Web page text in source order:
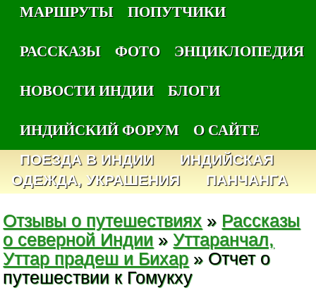
МАРШРУТЫ
ПОПУТЧИКИ
РАССКАЗЫ
ФОТО
ЭНЦИКЛОПЕДИЯ
НОВОСТИ ИНДИИ
БЛОГИ
ИНДИЙСКИЙ ФОРУМ
О САЙТЕ
ПОЕЗДА В ИНДИИ
ИНДИЙСКАЯ
ОДЕЖДА, УКРАШЕНИЯ
ПАНЧАНГА
Отзывы о путешествиях » Рассказы
о северной Индии » Уттаранчал,
Уттар прадеш и Бихар » Отчет о
путешествии к Гомукху